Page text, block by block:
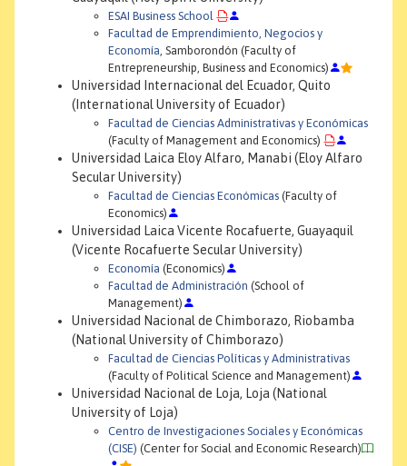
ESAI Business School
Facultad de Emprendimiento, Negocios y
Economía, Samborondón (Faculty of
Entrepreneurship, Business and Economics)
Universidad Internacional del Ecuador, Quito
(International University of Ecuador)
Facultad de Ciencias Administrativas y Económicas
(Faculty of Management and Economics)
Universidad Laica Eloy Alfaro, Manabi (Eloy Alfaro
Secular University)
Facultad de Ciencias Económicas (Faculty of
Economics)
Universidad Laica Vicente Rocafuerte, Guayaquil
(Vicente Rocafuerte Secular University)
Economía (Economics)
Facultad de Administración (School of
Management)
Universidad Nacional de Chimborazo, Riobamba
(National University of Chimborazo)
Facultad de Ciencias Políticas y Administrativas
(Faculty of Political Science and Management)
Universidad Nacional de Loja, Loja (National
University of Loja)
Centro de Investigaciones Sociales y Económicas
(CISE) (Center for Social and Economic Research)